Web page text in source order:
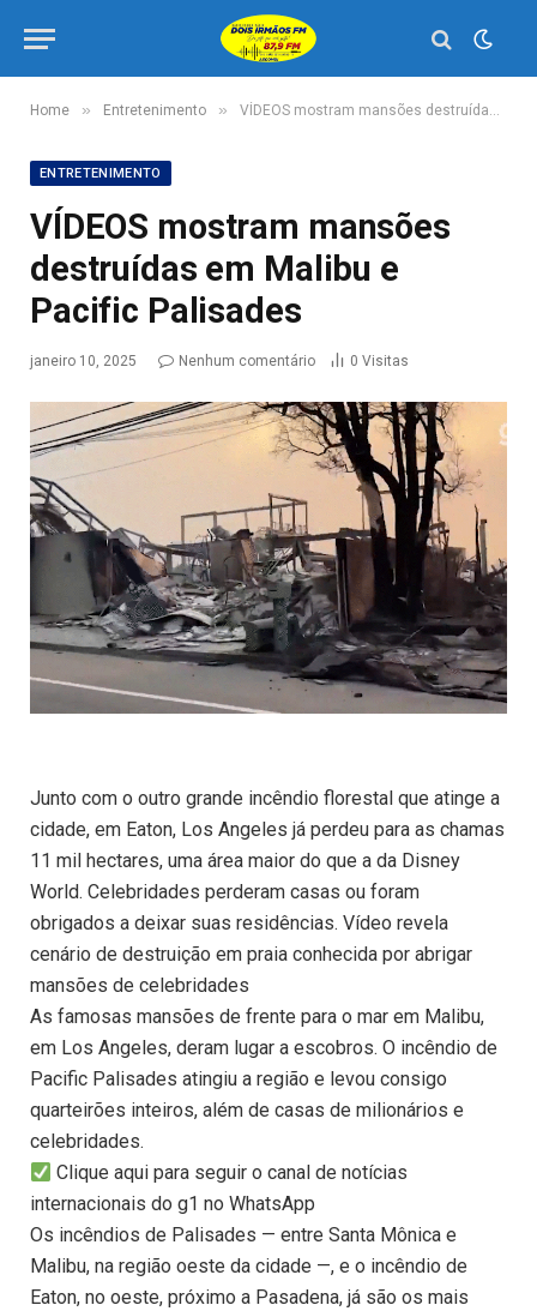
Home » Entretenimento » VÍDEOS mostram mansões destruídas em Malibu e Pacific Palisades
ENTRETENIMENTO
VÍDEOS mostram mansões
destruídas em Malibu e
Pacific Palisades
janeiro 10, 2025 Nenhum comentário 0 Visitas
Junto com o outro grande incêndio florestal que atinge a
cidade, em Eaton, Los Angeles já perdeu para as chamas
11 mil hectares, uma área maior do que a da Disney
World. Celebridades perderam casas ou foram
obrigados a deixar suas residências. Vídeo revela
cenário de destruição em praia conhecida por abrigar
mansões de celebridades
As famosas mansões de frente para o mar em Malibu,
em Los Angeles, deram lugar a escobros. O incêndio de
Pacific Palisades atingiu a região e levou consigo
quarteirões inteiros, além de casas de milionários e
celebridades.
Clique aqui para seguir o canal de notícias
internacionais do g1 no WhatsApp
Os incêndios de Palisades — entre Santa Mônica e
Malibu, na região oeste da cidade —, e o incêndio de
Eaton, no oeste, próximo a Pasadena, já são os mais